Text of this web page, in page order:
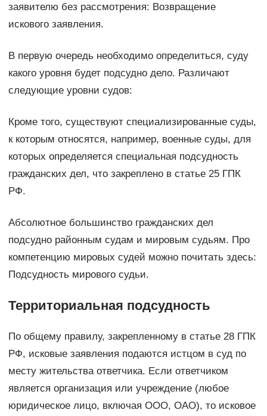
заявителю без рассмотрения: Возвращение
искового заявления.
В первую очередь необходимо определиться, суду
какого уровня будет подсудно дело. Различают
следующие уровни судов:
Кроме того, существуют специализированные суды,
к которым относятся, например, военные суды, для
которых определяется специальная подсудность
гражданских дел, что закреплено в статье 25 ГПК
РФ.
Абсолютное большинство гражданских дел
подсудно районным судам и мировым судьям. Про
компетенцию мировых судей можно почитать здесь:
Подсудность мирового судьи.
Территориальная подсудность
По общему правилу, закрепленному в статье 28 ГПК
РФ, исковые заявления подаются истцом в суд по
месту жительства ответчика. Если ответчиком
является организация или учреждение (любое
юридическое лицо, включая ООО, ОАО), то исковое